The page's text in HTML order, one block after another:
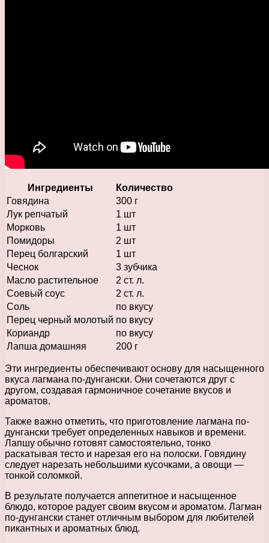
Ингредиенты
Количество
Говядина
300 г
Лук репчатый
1 шт
Морковь
1 шт
Помидоры
2 шт
Перец болгарский
1 шт
Чеснок
3 зубчика
Масло растительное
2 ст. л.
Соевый соус
2 ст. л.
Соль
по вкусу
Перец черный молотый по вкусу
Кориандр
по вкусу
Лапша домашняя
200 г
Эти ингредиенты обеспечивают основу для насыщенного
вкуса лагмана по-дунгански. Они сочетаются друг с
другом, создавая гармоничное сочетание вкусов и
ароматов.
Также важно отметить, что приготовление лагмана по-
дунгански требует определенных навыков и времени.
Лапшу обычно готовят самостоятельно, тонко
раскатывая тесто и нарезая его на полоски. Говядину
следует нарезать небольшими кусочками, а овощи —
тонкой соломкой.
В результате получается аппетитное и насыщенное
блюдо, которое радует своим вкусом и ароматом. Лагман
по-дунгански станет отличным выбором для любителей
пикантных и ароматных блюд.